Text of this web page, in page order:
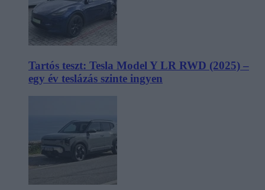
Tartós teszt: Tesla Model Y LR RWD (2025) –
egy év teslázás szinte ingyen